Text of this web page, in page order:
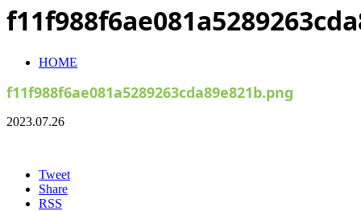
HOME
f11f988f6ae081a5289263cda89e821b.png
2023.07.26
Tweet
Share
RSS